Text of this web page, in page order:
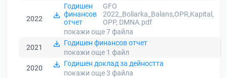
2022
Годишен
финансов
отчет
GFO
2022_Boliarka_Balans,OPR,Kapital,
OPP, DMNA.pdf
покажи още 7файла
2021
Годишен финансов отчет
покажи още 1 файл
2020
Годишен доклад за дейността
покажи още 3 файла